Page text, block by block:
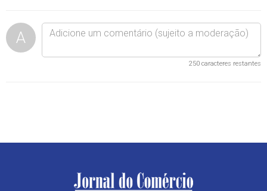
A
250 caracteres restantes